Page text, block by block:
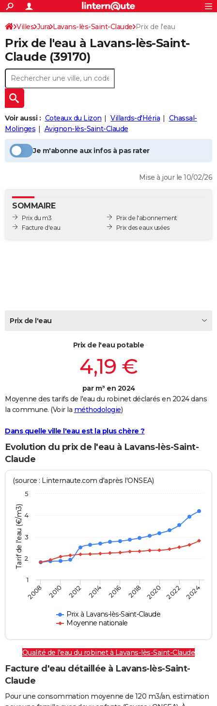
ACTUALITÉS
Politique
Société
Faits Divers
Education
Monde
Villes
+
SPORT
Coupe du monde 2026
Football
Tennis
Cyclisme
Rugby
Forum
CULTURE
Programme TV
TNT
Streaming
Cinéma
Sorties cinéma
Musique
+
FINANCE
Retraite
Impôts
Epargne
Immobilier
Risques naturels par ville
Banque
Assurance
Crédit
AUTO
Essais
Réserver un essai
Citadines
Berlines
SUV
Forum auto
+
HIGH-TECH
Mobiles
Meilleur smartphone
Internet
Ordinateurs
Jeux vidéo
Guide high-tech
+
BRICOLAGE
Forum
Aménagement intérieur
Extérieur
Cuisine
Salle de bains
Jardinage
Rangement
WEEK-END
Alimentation
Guide de la santé
Maladies
Médicaments
Sommeil
VOYAGE
Destinations
City break
Voyage nature
Voyage de noces
Forum
Climat
PHOTO
Dictionnaire
Biographies
Citations
Expressions
Proverbes
Bricolage
Lifestyle
Culture
Sport
Auto
Television
Voyage
Cinema
Rechercher
S'inscrire
Connexion
Villes Jura Lavans-lès-Saint-Claude Prix de l'eau
Prix de l'eau à Lavans-lès-Saint-
Claude(39170)
Voir aussi : Coteaux du Lizon Villards-d'Héria
Chassal-
Molinges
Avignon-lès-Saint-Claude
Je m'abonne aux infos à pas rater
Mise à jour le 10/02/26
SOMMAIRE
Prix du m3
Facture d'eau
Prix de l'abonnement
Prix des eaux usées
Prix de l'eau
Prix de l'eau potable
4,19 €
par m³ en 2024
Moyenne des tarifs de l'eau du robinet déclarés en 2024 dans
la commune. (Voir la méthodologie)
Dans quelle ville l'eau est la plus chère ?
Evolution du prix de l'eau à Lavans-lès-Saint-
Claude
Tarif de l'eau (€/m3)
(source : Linternaute.com d'après l'ONSEA)
Prix à Lavans-lès-Saint-Claude
Moyenne nationale
2008 2010 2012 2014 2016 2018 2020 2022 2024
1
2
3
4
5
Qualité de l'eau du robinet à Lavans-lès-Saint-Claude
Facture d'eau détaillée à Lavans-lès-Saint-
Claude
Pour une consommation moyenne de 120 m3/an, estimation